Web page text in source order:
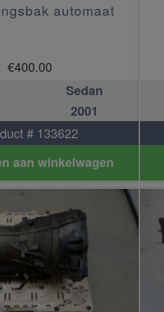
automaat
€400.00
Sedan
2001
# 133622
aan winkelwagen